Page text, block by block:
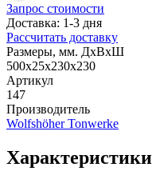
Запрос стоимости
Доставка: 1-3 дня
Рассчитать доставку
Размеры, мм. ДхВхШ
500х25х230х230
Артикул
147
Производитель
Wolfshöher Tonwerke
Характеристики